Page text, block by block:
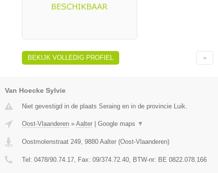
BEKIJK VOLLEDIG PROFIEL
Van Hoecke Sylvie
Niet gevestigd in de plaats Seraing en in de provincie Luik.
Oost-Vlaanderen » Aalter Google maps ▼
Oostmolenstraat 249 9880 Aalter (Oost-Vlaanderen)
Tel: 0478/90.74.17 , Fax: 09/374.72.40 , BTW-nr: BE 0822.078.166